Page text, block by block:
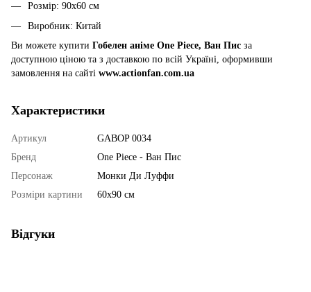
Розмір: 90х60 см
Виробник: Китай
Ви можете купити Гобелен аніме One Piece, Ван Пис за
доступною ціною та з доставкою по всій Україні, оформивши
замовлення на сайті www.actionfan.com.ua
Характеристики
Артикул
GABOP 0034
Бренд
One Piece - Ван Пис
Персонаж
Монки Ди Луффи
Розміри картини
60х90 см
Відгуки